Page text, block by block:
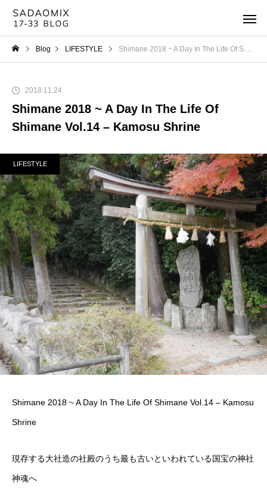
Blog LIFESTYLE Shimane 2018 ~ A Day In The Life Of Shimane Vol.14 – Kamosu Shrine
2018.11.24
Shimane 2018 ~ A Day In The Life Of
Shimane Vol.14 – Kamosu Shrine
LIFESTYLE
Shimane 2018 ~ A Day In The Life Of Shimane Vol.14 – Kamosu
Shrine
現存する大社造の社殿のうち最も古いといわれている国宝の神社
神魂へ